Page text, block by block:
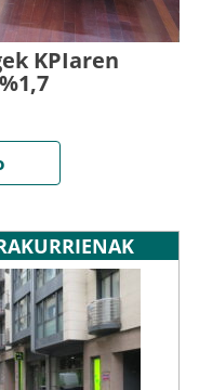
KPIaren